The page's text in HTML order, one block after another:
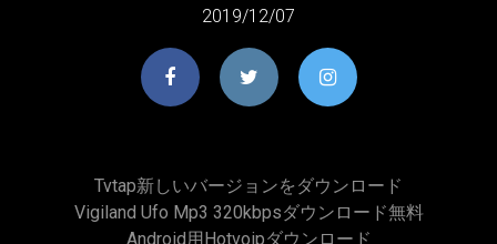
2019/12/07
Tvtap新しいバージョンをダウンロード
Vigiland Ufo Mp3 320kbpsダウンロード無料
Android用hotvoipダウンロード